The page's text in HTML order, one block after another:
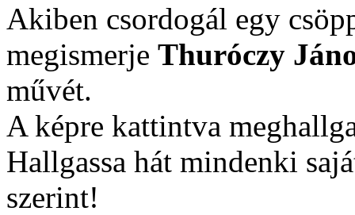
Akiben csordogál egy
megismerje Thuróczy
művét.
A képre kattintva
Hallgassa hát mindenki
szerint!